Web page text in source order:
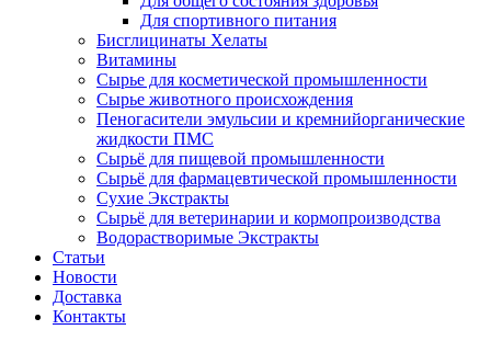
Для спортивного питания
Бисглицинаты Хелаты
Витамины
Сырье для косметической промышленности
Сырье животного происхождения
Пеногасители эмульсии и кремнийорганические
жидкости ПМС
Сырьё для пищевой промышленности
Сырьё для фармацевтической промышленности
Сухие Экстракты
Сырьё для ветеринарии и кормопроизводства
Водорастворимые Экстракты
Статьи
Новости
Доставка
Контакты